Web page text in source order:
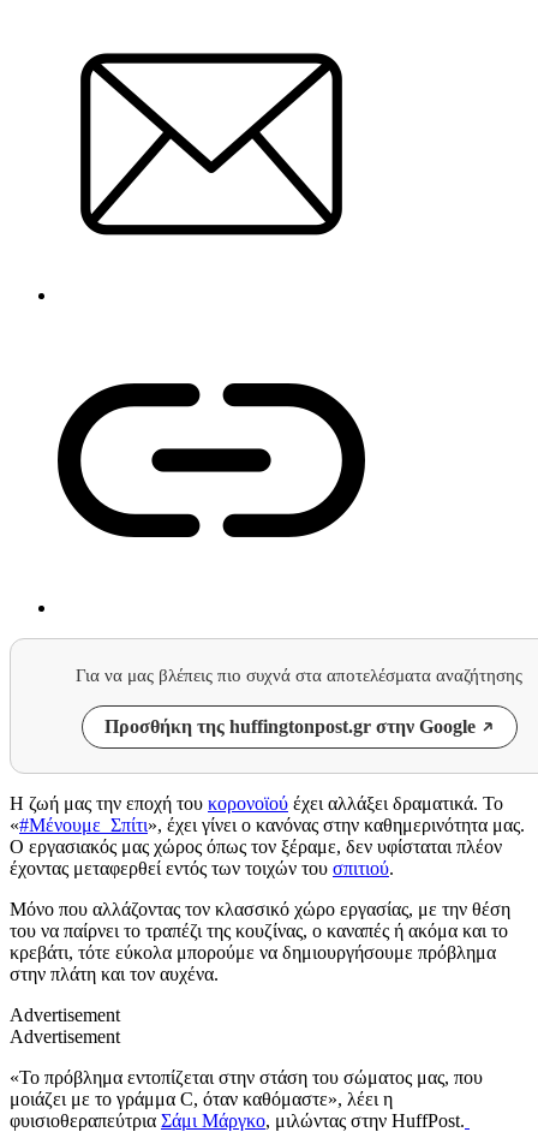
Για να μας βλέπεις πιο συχνά στα αποτελέσματα αναζήτησης
Προσθήκη της huffingtonpost.gr στην Google
Η ζωή μας την εποχή του κορονοϊού έχει αλλάξει δραματικά. Το
«#Μένουμε_Σπίτι», έχει γίνει ο κανόνας στην καθημερινότητα μας.
Ο εργασιακός μας χώρος όπως τον ξέραμε, δεν υφίσταται πλέον
έχοντας μεταφερθεί εντός των τοιχών του σπιτιού.
Μόνο που αλλάζοντας τον κλασσικό χώρο εργασίας, με την θέση
του να παίρνει το τραπέζι της κουζίνας, ο καναπές ή ακόμα και το
κρεβάτι, τότε εύκολα μπορούμε να δημιουργήσουμε πρόβλημα
στην πλάτη και τον αυχένα.
Advertisement
Advertisement
«Το πρόβλημα εντοπίζεται στην στάση του σώματος μας, που
μοιάζει με το γράμμα C, όταν καθόμαστε», λέει η
φυισιοθεραπεύτρια Σάμι Μάργκο, μιλώντας στην HuffPost.